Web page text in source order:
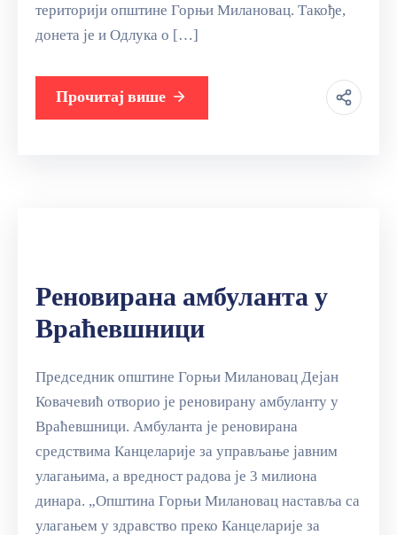
територији општине Горњи Милановац. Такође,
донета је и Одлука о […]
Прочитај више
Реновирана амбуланта у
Враћевшници
Председник општине Горњи Милановац Дејан
Ковачевић отворио је реновирану амбуланту у
Враћевшници. Амбуланта је реновирана
средствима Канцеларије за управљање јавним
улагањима, а вредност радова је 3 милиона
динара. „Општина Горњи Милановац наставља са
улагањем у здравство преко Канцеларије за